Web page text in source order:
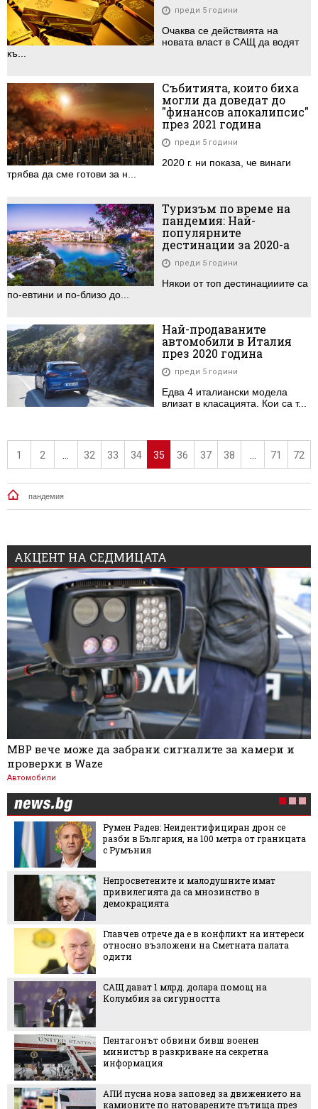
преди 5 години
Очаква се действията на
новата власт в САЩ да водят
къ...
Събитията, които биха
могли да доведат до
"финансов апокалипсис"
през 2021 година
преди 5 години
2020 г. ни показа, че винаги
трябва да сме готови за н...
Туризъм по време на
пандемия: Най-
популярните
дестинации за 2020-а
преди 5 години
Някои от топ дестинацииите са
по-евтини и по-близо до...
Най-продаваните
автомобили в Италия
през 2020 година
преди 5 години
Едва 4 италиански модела
влизат в класацията. Кои са т...
1 2 32 33 34 35 36 37 38 71 72
пандемия
АКЦЕНТ НА СЕДМИЦАТА
МВР вече може да забрани сигналите за камери и
проверки в Waze
Автомобили
Румен Радев: Неидентифициран дрон се
разби в България, на 100 метра от границата
с Румъния
Непросветените и малодушните имат
привилегията да са мнозинство в
демокрацията
Главчев отрече да е в конфликт на интереси
относно възложени на Сметната палата
одити
САЩ дават 1 млрд. долара помощ на
Колумбия за сигурността
Пентагонът обвини бивш военен
министър в разкриване на секретна
информация
АПИ пусна нова заповед за движението на
камионите по натоварените пътища през